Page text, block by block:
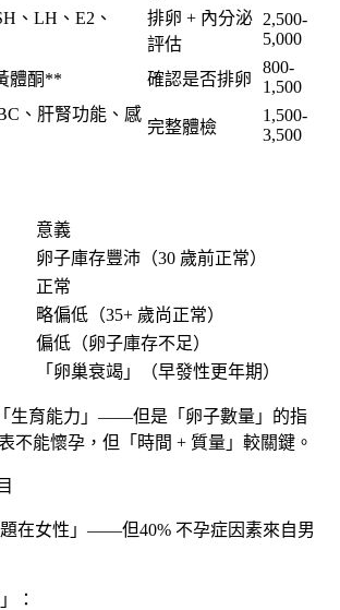
、LH、E2、
排卵 + 內分泌
評估
2,500-
5,000
體酮** 確認是否排卵
800-
1,500
、肝腎功能、感
完整體檢
1,500-
3,500
意義
卵子庫存豐沛（30 歲前正常）
正常
略偏低（35+ 歲尚正常）
偏低 （卵子庫存不足）
「卵巢衰竭」（早發性更年期）
生育能力」——但是「卵子數量」的指
不能懷孕 ，但「時間 + 質量」較關鍵。
題在女性」——但40% 不孕症因素來自男
：